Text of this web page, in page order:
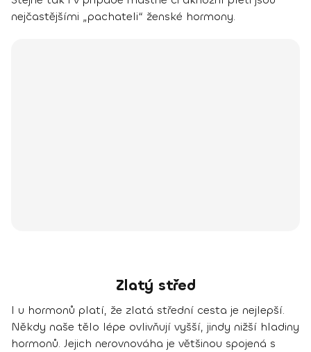
nejčastějšími „pachateli“ ženské hormony.
Zlatý střed
I u hormonů platí, že zlatá střední cesta je nejlepší.
Někdy naše tělo lépe ovlivňují vyšší, jindy nižší hladiny
hormonů. Jejich nerovnováha je většinou spojená s